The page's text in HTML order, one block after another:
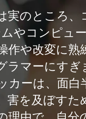
実のところ、
やコンピュ
作や改変に熟
ラマーにすぎ
カーは、面白
害を及ぼすた